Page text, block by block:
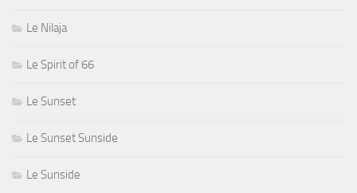
Le Nilaja
Le Spirit of 66
Le Sunset
Le Sunset Sunside
Le Sunside